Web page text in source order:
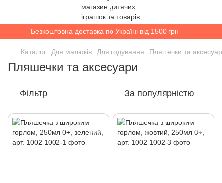
Безкоштовна доставка по Україні від 1500 грн
Каталог Для малюків Для годування Пляшечки та
Пляшечки та аксесуари
Фільтр За популярністю